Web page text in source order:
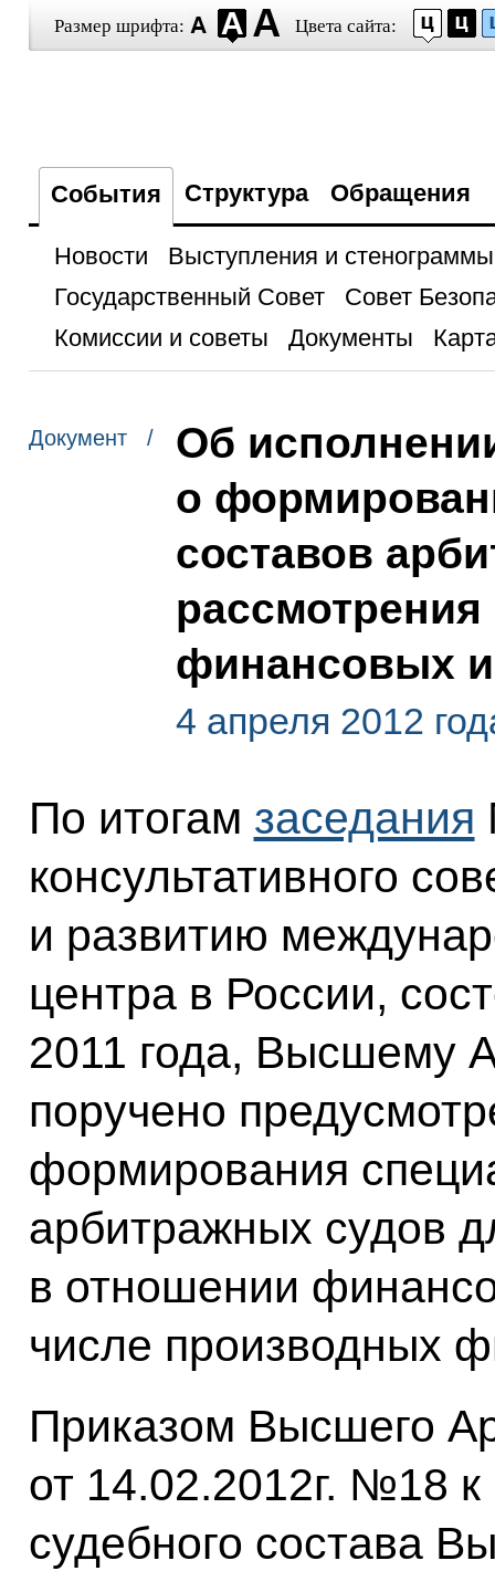
Размер шрифта: Цвета сайта:
События Структура Обращения
Новости
Выступления и стенограммы
Государственный Совет
Совет
Комиссии и советы
Документы
Документ /
Об
о
составов
финансовых
4 апреля 2012
По итогам заседания
консультативного
и развитию
центра в России,
2011 года, Высшему
поручено
формирования
арбитражных судов
в отношении
числе производных
Приказом Высшего
от 14.02.2012г. №18 к
судебного состава